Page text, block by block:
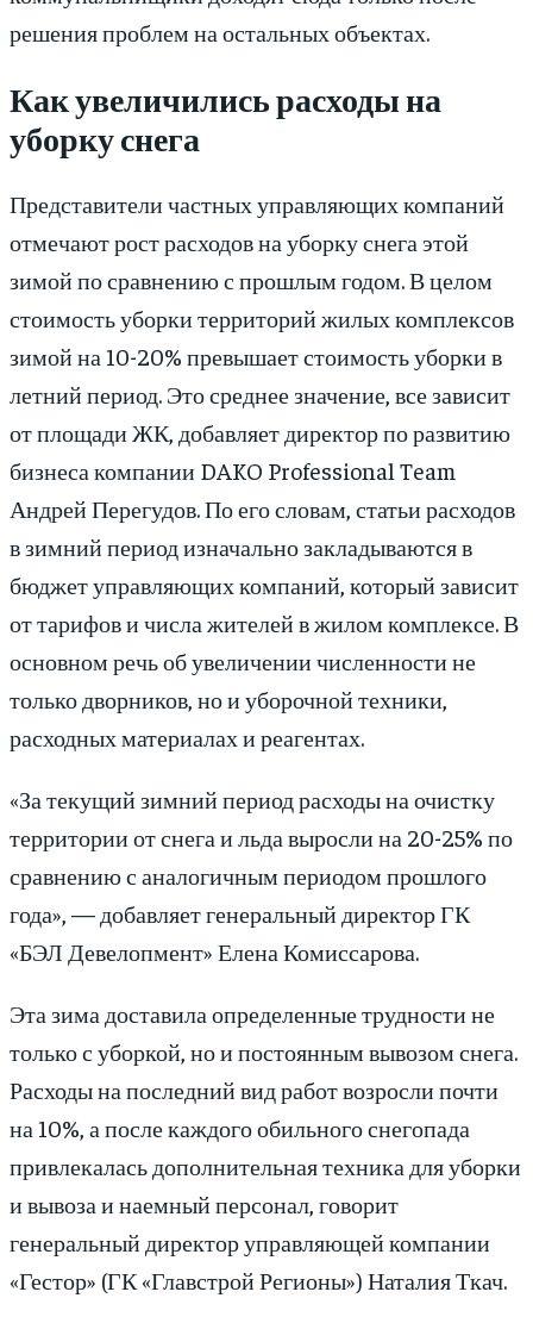
решения проблем на остальных объектах.
Как увеличились расходы на
уборку снега
Представители частных управляющих компаний
отмечают рост расходов на уборку снега этой
зимой по сравнению с прошлым годом. В целом
стоимость уборки территорий жилых комплексов
зимой на 10-20% превышает стоимость уборки в
летний период. Это среднее значение, все зависит
от площади ЖК, добавляет директор по развитию
бизнеса компании DAKO Professional Team
Андрей Перегудов. По его словам, статьи расходов
в зимний период изначально закладываются в
бюджет управляющих компаний, который зависит
от тарифов и числа жителей в жилом комплексе. В
основном речь об увеличении численности не
только дворников, но и уборочной техники,
расходных материалах и реагентах.
«За текущий зимний период расходы на очистку
территории от снега и льда выросли на 20-25% по
сравнению с аналогичным периодом прошлого
года», — добавляет генеральный директор ГК
«БЭЛ Девелопмент» Елена Комиссарова.
Эта зима доставила определенные трудности не
только с уборкой, но и постоянным вывозом снега.
Расходы на последний вид работ возросли почти
на 10%, а после каждого обильного снегопада
привлекалась дополнительная техника для уборки
и вывоза и наемный персонал, говорит
генеральный директор управляющей компании
«Гестор» (ГК «Главстрой Регионы») Наталия Ткач.